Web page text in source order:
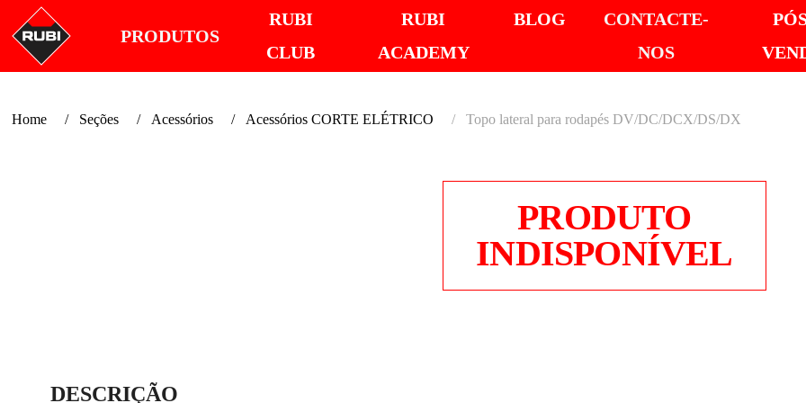
PRODUTOS
RUBI
CLUB
RUBI
ACADEMY
BLOG
CONTACTE-
NOS
Home Seções Acessórios Acessórios CORTE ELÉTRICO Topo lateral para rodapés DV/DC/DCX/DS/DX
PRODUTO
INDISPONÍVEL
DESCRIÇÃO